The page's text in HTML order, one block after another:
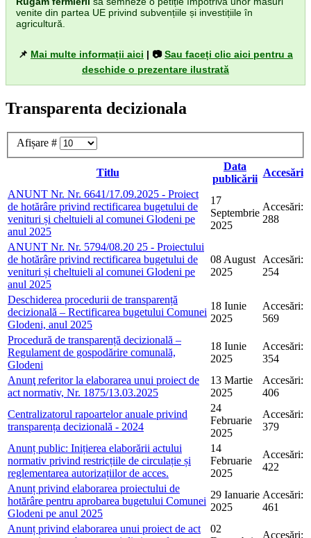
venite din partea UE privind subvențiile și investițiile în
agricultură.
📌 Mai multe informații aici | 📷Sau faceți clic aici pentru a
deschide o prezentare ilustrată
Transparenta decizionala
Afișare #
Titlu
Data
publicării
Accesări
ANUNT Nr. Nr. 6641/17.09.2025 - Proiect
de hotărâre privind rectificarea bugetului de
venituri și cheltuieli al comunei Glodeni pe
anul 2025
17
Septembrie
2025
Accesări:
288
ANUNT Nr. Nr. 5794/08.20 25 - Proiectului
de hotărâre privind rectificarea bugetului de
venituri și cheltuieli al comunei Glodeni pe
anul 2025
08 August
2025
Accesări:
254
Deschiderea procedurii de transparență
decizională – Rectificarea bugetului Comunei
Glodeni, anul 2025
18 Iunie
2025
Accesări:
569
Procedură de transparență decizională –
Regulament de gospodărire comunală,
Glodeni
18 Iunie
2025
Accesări:
354
Anunţ referitor la elaborarea unui proiect de
act normativ, Nr. 1875/13.03.2025
13 Martie
2025
Accesări:
406
Centralizatorul rapoartelor anuale privind
transparența decizională - 2024
24
Februarie
2025
Accesări:
379
Anunț public: Inițierea elaborării actului
normativ privind restricțiile de circulație și
reglementarea autorizațiilor de acces.
14
Februarie
2025
Accesări:
422
Anunț privind elaborarea proiectului de
hotărâre pentru aprobarea bugetului Comunei
Glodeni pe anul 2025
29 Ianuarie
2025
Accesări:
461
Anunț privind elaborarea unui proiect de act
02
Accesări: